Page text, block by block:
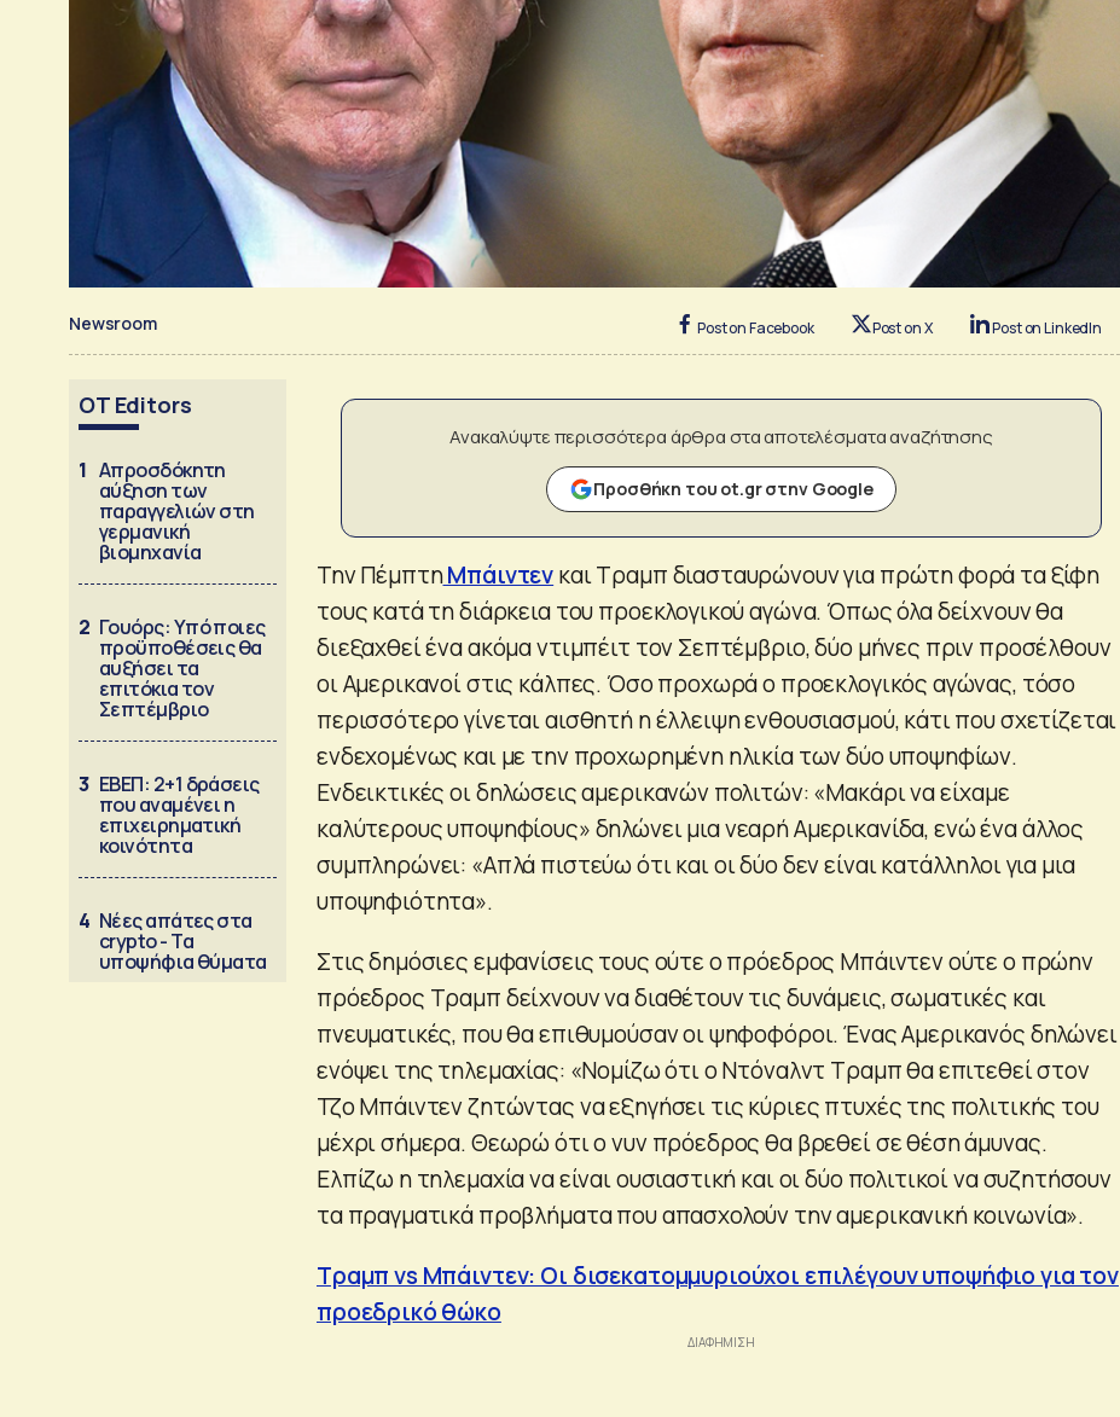
Newsroom Post on Facebook Post on X Post on LinkedIn
OT Editors
1 Απροσδόκητη
αύξηση των
παραγγελιών στη
γερμανική
βιομηχανία
2 Γουόρς: Υπό ποιες
προϋποθέσεις θα
αυξήσει τα
επιτόκια τον
Σεπτέμβριο
3 ΕΒΕΠ: 2+1 δράσεις
που αναμένει η
επιχειρηματική
κοινότητα
4 Νέες απάτες στα
crypto - Τα
υποψήφια θύματα
Ανακαλύψτε περισσότερα άρθρα στα αποτελέσματα αναζήτησης
Προσθήκη του ot.gr στην Google
Την ΠέμπτηΜπάιντενκαι Τραμπ διασταυρώνουν για πρώτη φορά τα ξίφη
τους κατά τη διάρκεια του προεκλογικού αγώνα. Όπως όλα δείχνουν θα
διεξαχθεί ένα ακόμα ντιμπέιτ τον Σεπτέμβριο, δύο μήνες πριν προσέλθουν
οι Αμερικανοί στις κάλπες. Όσο προχωρά ο προεκλογικός αγώνας, τόσο
περισσότερο γίνεται αισθητή η έλλειψη ενθουσιασμού, κάτι που σχετίζεται
ενδεχομένως και με την προχωρημένη ηλικία των δύο υποψηφίων.
Ενδεικτικές οι δηλώσεις αμερικανών πολιτών: «Μακάρι να είχαμε
καλύτερους υποψηφίους» δηλώνει μια νεαρή Αμερικανίδα, ενώ ένα άλλος
συμπληρώνει: «Απλά πιστεύω ότι και οι δύο δεν είναι κατάλληλοι για μια
υποψηφιότητα».
Στις δημόσιες εμφανίσεις τους ούτε ο πρόεδρος Μπάιντεν ούτε ο πρώην
πρόεδρος Τραμπ δείχνουν να διαθέτουν τις δυνάμεις, σωματικές και
πνευματικές, που θα επιθυμούσαν οι ψηφοφόροι. Ένας Αμερικανός δηλώνει
ενόψει της τηλεμαχίας: «Νομίζω ότι ο Ντόναλντ Τραμπ θα επιτεθεί στον
Τζο Μπάιντεν ζητώντας να εξηγήσει τις κύριες πτυχές της πολιτικής του
μέχρι σήμερα. Θεωρώ ότι ο νυν πρόεδρος θα βρεθεί σε θέση άμυνας.
Ελπίζω η τηλεμαχία να είναι ουσιαστική και οι δύο πολιτικοί να συζητήσουν
τα πραγματικά προβλήματα που απασχολούν την αμερικανική κοινωνία».
Τραμπ vs Μπάιντεν: Οι δισεκατομμυριούχοι επιλέγουν υποψήφιο για τον
προεδρικό θώκο